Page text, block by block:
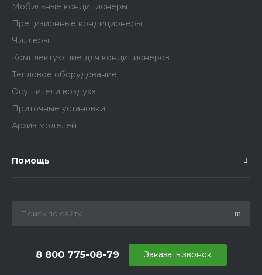
Мобильные кондиционеры
Прецизионные кондиционеры
Чиллеры
Комплектующие для кондиционеров
Тепловое оборудование
Осушители воздуха
Приточные установки
Архив моделей
Помощь
8 800 775-08-79 Заказать звонок